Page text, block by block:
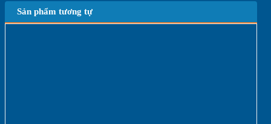
Sản phẩm tương tự